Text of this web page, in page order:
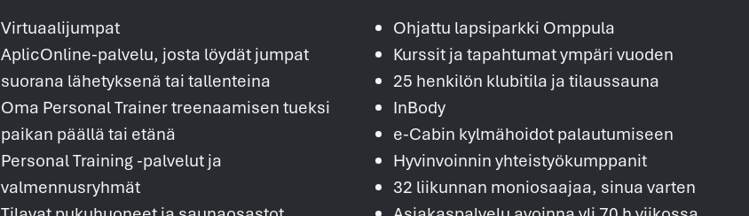
Virtuaalijumpat
AplicOnline-palvelu, josta löydät jumpat
suorana lähetyksenä tai tallenteina
Oma Personal Trainer treenaamisen tueksi
paikan päällä tai etänä
Personal Training -palvelut ja
valmennusryhmät
Ohjattu lapsiparkki Omppula
Kurssit ja tapahtumat ympäri vuoden
25 henkilön klubitila ja tilaussauna
InBody
e-Cabin kylmähoidot palautumiseen
Hyvinvoinnin yhteistyökumppanit
32 liikunnan moniosaajaa, sinua varten